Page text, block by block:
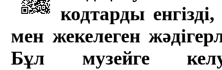
кодтарды
мен жекелеген
Бұл музейге